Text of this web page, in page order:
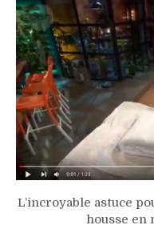
L’incroyable astuce
housse en